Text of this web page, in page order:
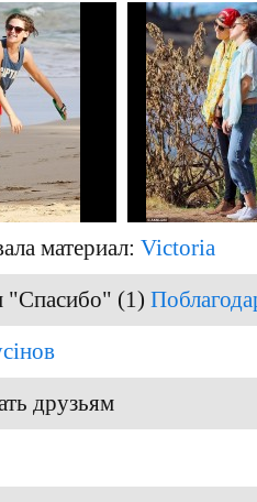
материал: Victoria
"Спасибо" (1)
друзьям